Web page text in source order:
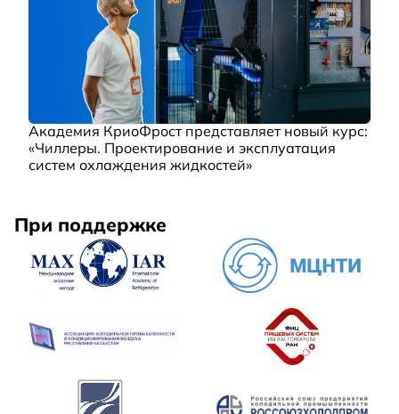
Академия КриоФрост представляет новый курс:
«Чиллеры. Проектирование и эксплуатация
систем охлаждения жидкостей»
При поддержке